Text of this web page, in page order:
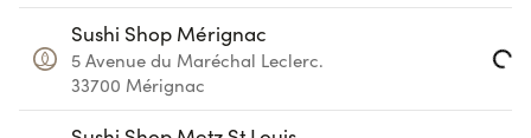
Sushi Shop Mérignac
5 Avenue du Maréchal Leclerc.
33700 Mérignac Loading...